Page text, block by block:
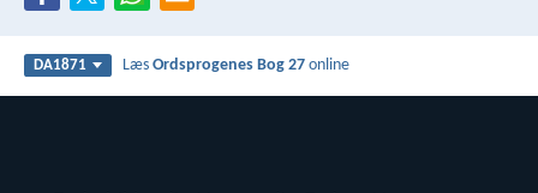
DA1871 LæsOrdsprogenes Bog 27 online